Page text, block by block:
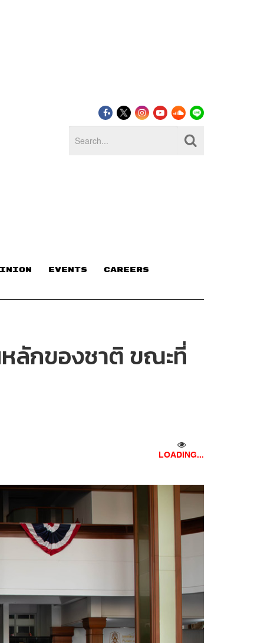
EVENTS CAREERS
ลักของชาติ ขณะที่
LOADING...